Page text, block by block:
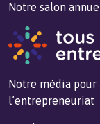
Notre salon
Notre média pour
l’entrepreneuriat